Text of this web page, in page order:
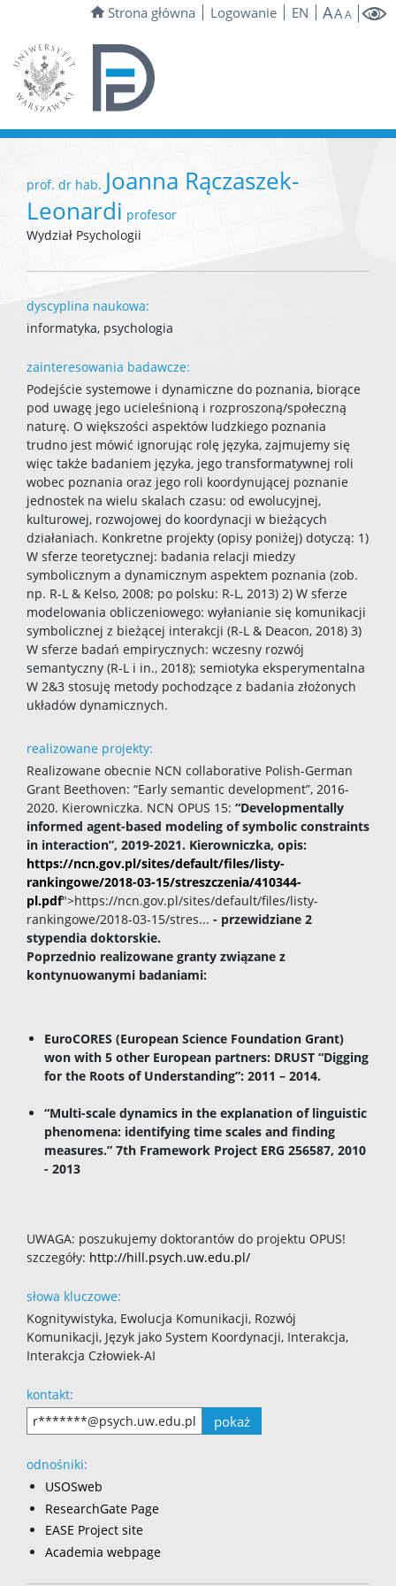
Strona główna Logowanie EN AAA
prof. dr hab. Joanna Rączaszek-
Leonardi profesor
Wydział Psychologii
dyscyplina naukowa:
informatyka, psychologia
zainteresowania badawcze:
Podejście systemowe i dynamiczne do poznania, biorące
pod uwagę jego ucieleśnioną i rozproszoną/społeczną
naturę. O większości aspektów ludzkiego poznania
trudno jest mówić ignorując rolę języka, zajmujemy się
więc także badaniem języka, jego transformatywnej roli
wobec poznania oraz jego roli koordynującej poznanie
jednostek na wielu skalach czasu: od ewolucyjnej,
kulturowej, rozwojowej do koordynacji w bieżących
działaniach. Konkretne projekty (opisy poniżej) dotyczą: 1)
W sferze teoretycznej: badania relacji miedzy
symbolicznym a dynamicznym aspektem poznania (zob.
np. R-L & Kelso, 2008; po polsku: R-L, 2013) 2) W sferze
modelowania obliczeniowego: wyłanianie się komunikacji
symbolicznej z bieżącej interakcji (R-L & Deacon, 2018) 3)
W sferze badań empirycznych: wczesny rozwój
semantyczny (R-L i in., 2018); semiotyka eksperymentalna
W 2&3 stosuję metody pochodzące z badania złożonych
układów dynamicznych.
realizowane projekty:
Realizowane obecnie NCN collaborative Polish-German
Grant Beethoven: “Early semantic development”, 2016-
2020. Kierowniczka. NCN OPUS 15: “Developmentally
informed agent-based modeling of symbolic constraints
in interaction”, 2019-2021. Kierowniczka, opis:
https://ncn.gov.pl/sites/default/files/listy-
rankingowe/2018-03-15/streszczenia/410344-
pl.pdf">https://ncn.gov.pl/sites/default/files/listy-
rankingowe/2018-03-15/stres... - przewidziane 2
stypendia doktorskie.
Poprzednio realizowane granty związane z
kontynuowanymi badaniami:
EuroCORES (European Science Foundation Grant)
won with 5 other European partners: DRUST “Digging
for the Roots of Understanding”: 2011 – 2014.
“Multi-scale dynamics in the explanation of linguistic
phenomena: identifying time scales and finding
measures.” 7th Framework Project ERG 256587, 2010
- 2013
UWAGA: poszukujemy doktorantów do projektu OPUS!
szczegóły: http://hill.psych.uw.edu.pl/
słowa kluczowe:
Kognitywistyka, Ewolucja Komunikacji, Rozwój
Komunikacji, Język jako System Koordynacji, Interakcja,
Interakcja Człowiek-AI
kontakt:
r*******@psych.uw.edu.pl
pokaż
odnośniki:
USOSweb
ResearchGate Page
EASE Project site
Academia webpage